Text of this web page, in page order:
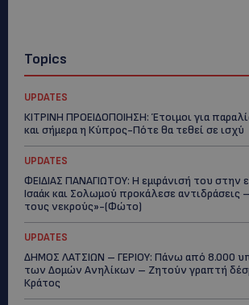
Topics
UPDATES
ΚΙΤΡΙΝΗ ΠΡΟΕΙΔΟΠΟΙΗΣΗ: Έτοιμοι για
και σήμερα η Κύπρος-Πότε θα τεθεί σε ισχύ
UPDATES
ΦΕΙΔΙΑΣ ΠΑΝΑΓΙΩΤΟΥ: Η εμφάνισή του στην
Ισαάκ και Σολωμού προκάλεσε αντιδράσεις
τους νεκρούς»-(Φώτο)
UPDATES
ΔΗΜΟΣ ΛΑΤΣΙΩΝ – ΓΕΡΙΟΥ: Πάνω από 8.000
των Δομών Ανηλίκων – Ζητούν γραπτή
Κράτος